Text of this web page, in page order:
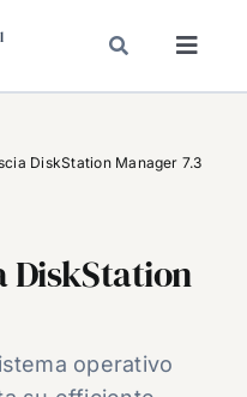
DiskStation Manager 7.3
DiskStation
operativo